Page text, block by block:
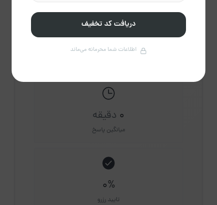
1
0 دقیقه
میانگین پاسخ
0%
تایید رزرو
دریافت کد تخفیف
اطلاعات شما محرمانه می‌ماند